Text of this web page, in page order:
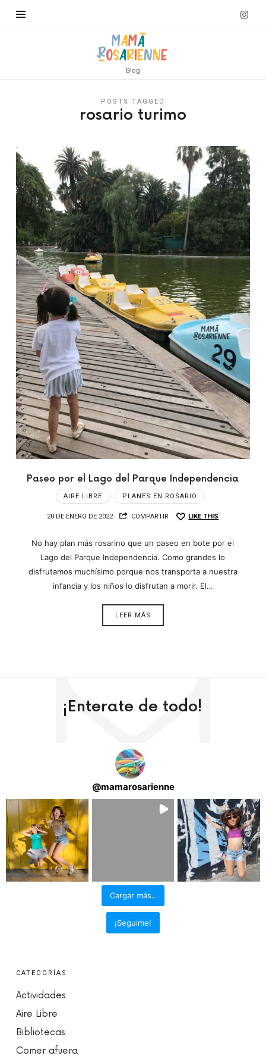
Blog
POSTS TAGGED
rosario turimo
Paseo por el Lago del Parque Independencia
AIRE LIBRE PLANES EN ROSARIO
20 DE ENERO DE 2022 COMPARTIR LIKE THIS
No hay plan más rosarino que un paseo en bote por el
Lago del Parque Independencia. Como grandes lo
disfrutamos muchísimo porque nos transporta a nuestra
infancia y los niños lo disfrutan a morir. El…
LEER MÁS
¡Enterate de todo!
@mamarosarienne
Cargar más..
¡Seguime!
CATEGORÍAS
Actividades
Aire Libre
Bibliotecas
Comer afuera